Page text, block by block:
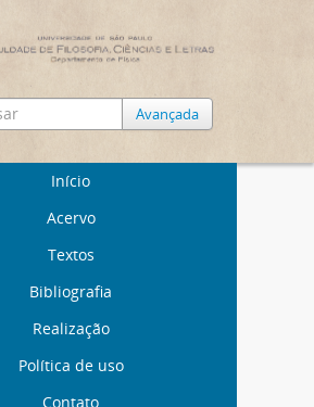
Avançada
Início
Acervo
Textos
Bibliografia
Realização
Política de uso
Contato